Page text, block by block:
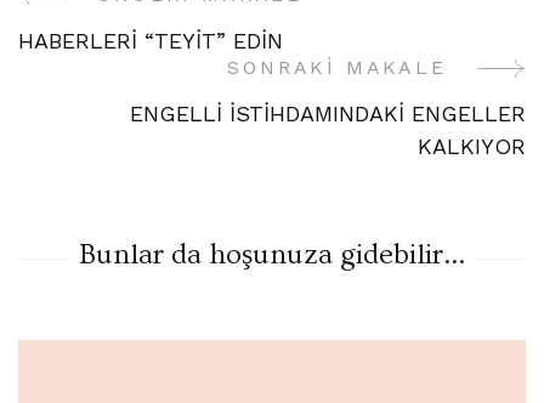
Yazı
HABERLERİ “TEYİT” EDİN
SONRAKI MAKALE
ENGELLİ İSTİHDAMINDAKİ ENGELLER
KALKIYOR
Bunlar da hoşunuza gidebilir...